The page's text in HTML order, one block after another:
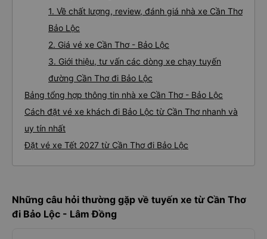
1. Về chất lượng, review, đánh giá nhà xe Cần Thơ
Bảo Lộc
2. Giá vé xe Cần Thơ - Bảo Lộc
3. Giới thiệu, tư vấn các dòng xe chạy tuyến
đường Cần Thơ đi Bảo Lộc
Bảng tổng hợp thông tin nhà xe Cần Thơ - Bảo Lộc
Cách đặt vé xe khách đi Bảo Lộc từ Cần Thơ nhanh và
uy tín nhất
Đặt vé xe Tết 2027 từ Cần Thơ đi Bảo Lộc
Những câu hỏi thường gặp về tuyến xe từ Cần Thơ
đi Bảo Lộc - Lâm Đồng